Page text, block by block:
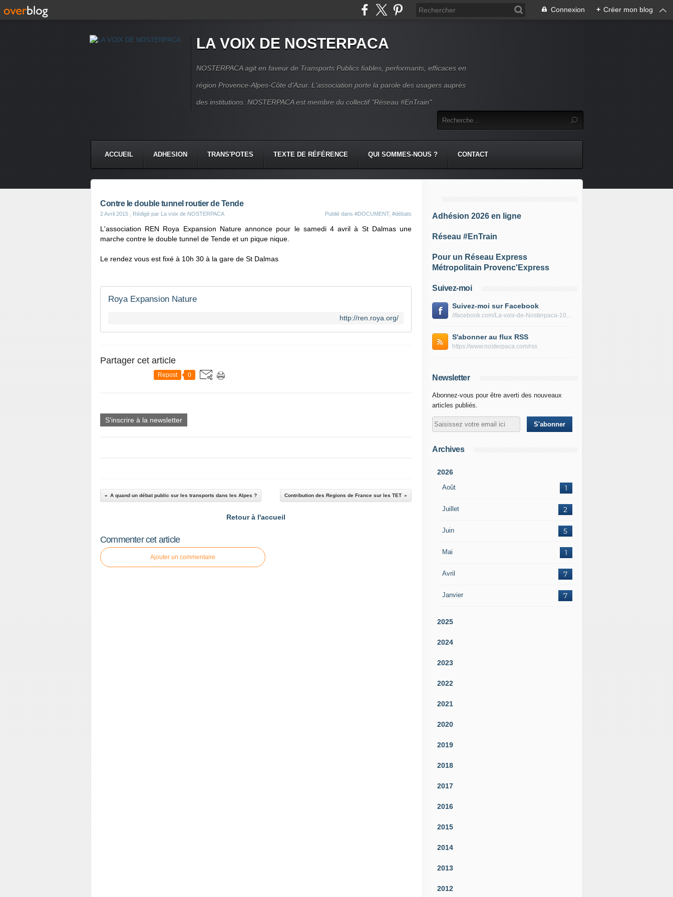
Connexion + Créer mon blog
LA VOIX DE NOSTERPACA
NOSTERPACA agit en faveur de Transports Publics fiables, performants, efficaces en
région Provence-Alpes-Côte d'Azur. L'association porte la parole des usagers auprès
des institutions. NOSTERPACA est membre du collectif "Réseau #EnTrain"
ACCUEIL ADHESION TRANS'POTES TEXTE DE RÉFÉRENCE QUI SOMMES-NOUS ? CONTACT
Contre le double tunnel routier de Tende
2 Avril 2015 , Rédigé par La voix de NOSTERPACA Publié dans #DOCUMENT, #débats
L'association REN Roya Expansion Nature annonce pour le samedi 4 avril à St Dalmas une
marche contre le double tunnel de Tende et un pique nique.
Le rendez vous est fixé à 10h 30 à la gare de St Dalmas
Roya Expansion Nature
http://ren.roya.org/
Partager cet article
Repost 0
S'inscrire à la newsletter
A quand un débat public sur les transports dans les Alpes ? Contribution des Regions de France sur les TET
Retour à l'accueil
Commenter cet article
Ajouter un commentaire
Adhésion 2026 en ligne
Réseau #EnTrain
Pour un Réseau Express
Métropolitain Provenc'Express
Suivez-moi
Suivez-moi sur Facebook
//facebook.com/La-voix-de-Nosterpaca-106434384284735
S'abonner au flux RSS
https://www.nosterpaca.com/rss
Newsletter
Abonnez-vous pour être averti des nouveaux
articles publiés.
Archives
2026
Août 1
Juillet 2
Juin 5
Mai 1
Avril 7
Janvier 7
2025
2024
2023
2022
2021
2020
2019
2018
2017
2016
2015
2014
2013
2012